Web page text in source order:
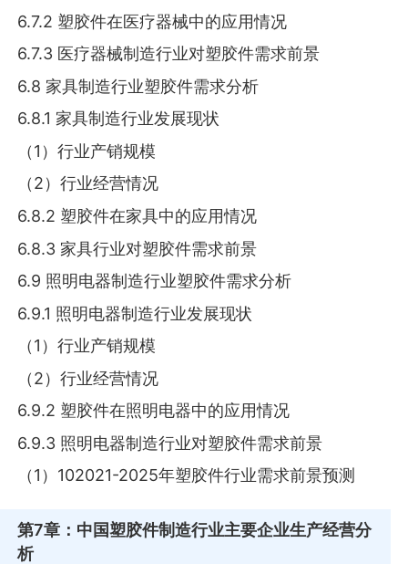
6.7.2 塑胶件在医疗器械中的应用情况
6.7.3 医疗器械制造行业对塑胶件需求前景
6.8 家具制造行业塑胶件需求分析
6.8.1 家具制造行业发展现状
（1）行业产销规模
（2）行业经营情况
6.8.2 塑胶件在家具中的应用情况
6.8.3 家具行业对塑胶件需求前景
6.9 照明电器制造行业塑胶件需求分析
6.9.1 照明电器制造行业发展现状
（1）行业产销规模
（2）行业经营情况
6.9.2 塑胶件在照明电器中的应用情况
6.9.3 照明电器制造行业对塑胶件需求前景
（1）102021-2025年塑胶件行业需求前景预测
第7章 ：中国塑胶件制造行业主要企业生产经营分
析